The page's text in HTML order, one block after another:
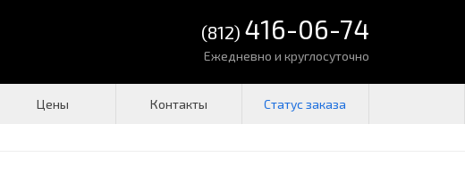
(812) 416-06-74
Ежедневно и круглосуточно
Цены Контакты